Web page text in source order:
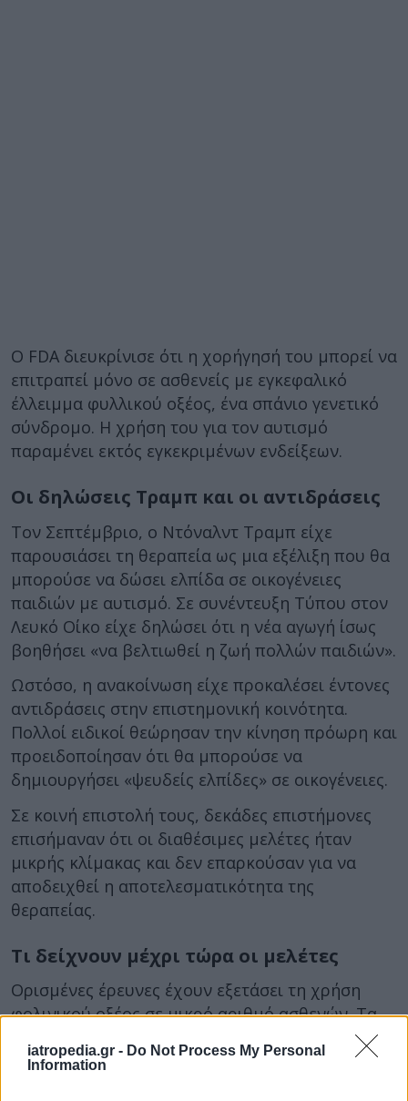
iatropedia.gr - Do Not Process My Personal
Information
Ο FDA διευκρίνισε ότι η χορήγησή του μπορεί να
επιτραπεί μόνο σε ασθενείς με εγκεφαλικό
έλλειμμα φυλλικού οξέος, ένα σπάνιο γενετικό
σύνδρομο. Η χρήση του για τον αυτισμό
παραμένει εκτός εγκεκριμένων ενδείξεων.
Οι δηλώσεις Τραμπ και οι αντιδράσεις
Τον Σεπτέμβριο, ο Ντόναλντ Τραμπ είχε
παρουσιάσει τη θεραπεία ως μια εξέλιξη που θα
μπορούσε να δώσει ελπίδα σε οικογένειες
παιδιών με αυτισμό. Σε συνέντευξη Τύπου στον
Λευκό Οίκο είχε δηλώσει ότι η νέα αγωγή ίσως
βοηθήσει «να βελτιωθεί η ζωή πολλών παιδιών».
Ωστόσο, η ανακοίνωση είχε προκαλέσει έντονες
αντιδράσεις στην επιστημονική κοινότητα.
Πολλοί ειδικοί θεώρησαν την κίνηση πρόωρη και
προειδοποίησαν ότι θα μπορούσε να
δημιουργήσει «ψευδείς ελπίδες» σε οικογένειες.
Σε κοινή επιστολή τους, δεκάδες επιστήμονες
επισήμαναν ότι οι διαθέσιμες μελέτες ήταν
μικρής κλίμακας και δεν επαρκούσαν για να
αποδειχθεί η αποτελεσματικότητα της
θεραπείας.
Τι δείχνουν μέχρι τώρα οι μελέτες
Ορισμένες έρευνες έχουν εξετάσει τη χρήση
φολινικού οξέος σε μικρό αριθμό ασθενών. Τα
αποτελέσματα έδειξαν πιθανές βελτιώσεις σε
ορισμένες δυσκολίες επικοινωνίας και